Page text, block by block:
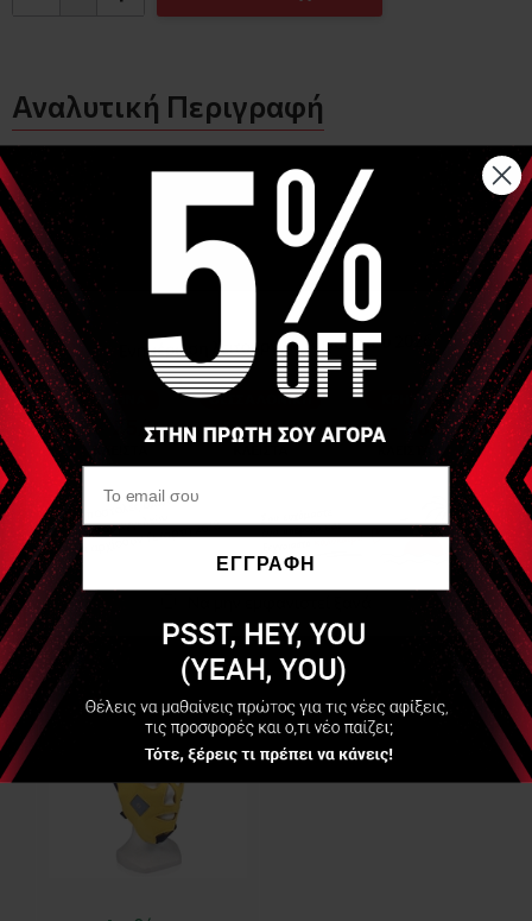
Αναλυτική Περιγραφή
Επαναχρησιμοποιούμενη μάσκα κατάλληλη για
ηλεκτροδιέγερση προσώπου.
Το σπογγώδες υλικό κατασκευής είναι τέτοιο ώστε αφού
βραχεί με νερό επιτρέπει την ομοιόμορφη κατανομή του σε
όλη την επιφάνεια της μάσκας με σκοπό να διατηρεί
σταθερή υγρασία καθ' όλη τη διάρκεια της θεραπείας.
Επίσης η σύνθεσή του το κάνει εύκαμπτο και εύκολα
διαμορφώσιμο ανάλογα με την ανατομία του κάθε προσώπου
προς θεραπεία εξασφαλίζοντας έτσι την ιδανική επιφάνεια
επαφής με το πρόσωπο.
Σύνδεση με clip
Είδες Πρόσφατα
FIAB
PG1011 - Μάσκα
Ηλεκτροδιέγερσης
Προσώπου (Face
Electrostimaulation
Mask)
ΕΓΓΡΑΦΗ